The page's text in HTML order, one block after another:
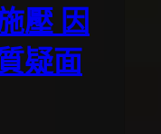
壓 因
疑面